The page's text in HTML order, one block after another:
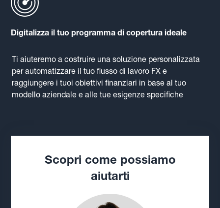
Digitalizza il tuo programma di copertura ideale
Ti aiuteremo a costruire una soluzione personalizzata
per automatizzare il tuo flusso di lavoro FX e
raggiungere i tuoi obiettivi finanziari in base al tuo
modello aziendale e alle tue esigenze specifiche
Scopri come possiamo
aiutarti